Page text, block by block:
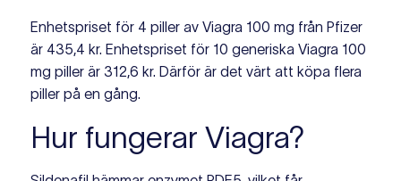
Enhetspriset för 4 piller av Viagra 100 mg från Pfizer
är 435,4 kr. Enhetspriset för 10 generiska Viagra 100
mg piller är 312,6 kr. Därför är det värt att köpa flera
piller på en gång.
Hur fungerar Viagra?